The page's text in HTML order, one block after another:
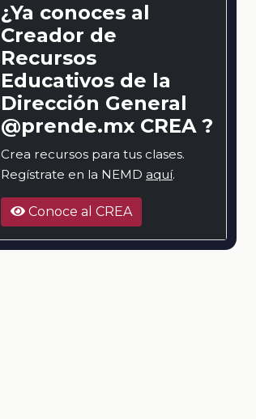
¿Ya conoces al
Creador de
Recursos
Educativos de la
Dirección General
@prende.mx CREA ?
Crea recursos para tus clases.
Regístrate en la NEMD aquí.
Conoce al CREA